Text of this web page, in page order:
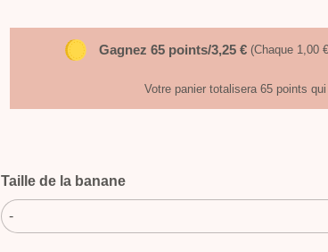
Gagnez 65 points/3,25 € (Chaque 1,00
Votre panier totalisera 65 points
Taille de la banane
-